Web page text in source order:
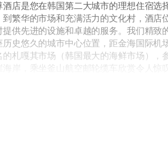
店是您在韩国第二大城市的理想住宿选
繁华的市场和充满活力的文化村，酒店
供先进的设施和卓越的服务。我们精致
史悠久的城市中心位置，距金海国际机
的札嘎其市场（韩国最大的海鲜市场），
海岸，乘坐釜山航空邮轮缆车欣赏令人惊